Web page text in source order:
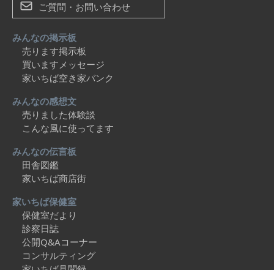
ご質問・お問い合わせ
みんなの掲示板
売ります掲示板
買いますメッセージ
家いちば空き家バンク
みんなの感想文
売りました体験談
こんな風に使ってます
みんなの伝言板
田舎図鑑
家いちば商店街
家いちば保健室
保健室だより
診察日誌
公開Q&Aコーナー
コンサルティング